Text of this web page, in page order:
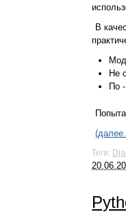
В
Не
По
Теги: